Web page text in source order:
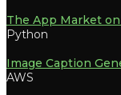
The App Market
Python
Image Caption
AWS